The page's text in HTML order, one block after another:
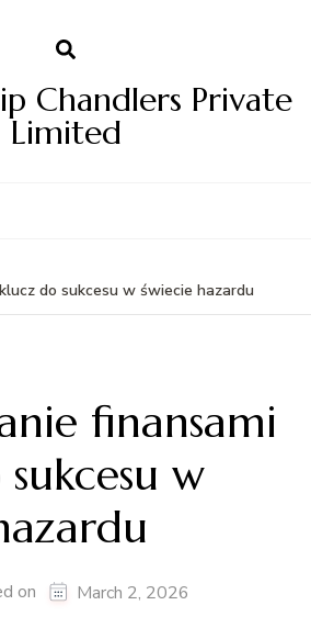
Chandlers Private
Limited
do sukcesu w świecie hazardu
finansami
w
on March 2, 2026